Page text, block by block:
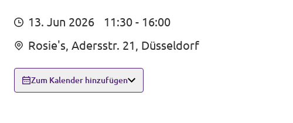
Volt in Deutschland
Website
Menschen
13. Jun 2026
11:30 - 16:00
Rosie's, Adersstr. 21, Düsseldorf
Zum Kalender hinzufügen